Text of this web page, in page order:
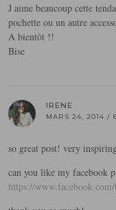
J aime beaucoup cette
pochette ou un autre
A bientôt !!
Bise
IRENE
MARS 24, 2014 /
so great post! very
can you like my facebook
https://